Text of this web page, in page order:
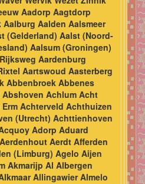
Aadorp Aagtdorp
Aalden Aalsmeer
(Gelderland) Aalst (Noord-
Aalsum (Groningen)
Aardenburg
Aartswoud Aasterberg
Abbenbroek Abbenes
Achlum Acht
Achterveld Achthuizen
(Utrecht) Achttienhoven
Adorp Aduard
Aerdt Afferden
(Limburg) Agelo Aijen
Akmarijp Al Albergen
Allingawier Almelo